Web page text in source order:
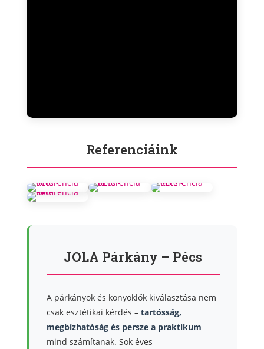
Referenciáink
JOLA Párkány – Pécs
A párkányok és könyöklők kiválasztása nem
csak esztétikai kérdés – tartósság,
megbízhatóság és persze a praktikum
mind számítanak. Sok éves